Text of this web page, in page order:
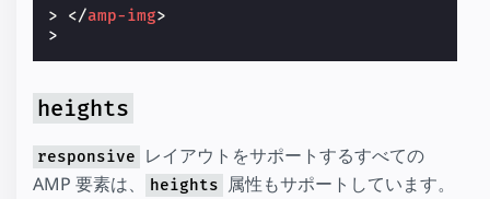
> </amp-img>
heights
responsive
レイアウトをサポートするすべての
AMP 要素は、
heights
属性もサポートしています。